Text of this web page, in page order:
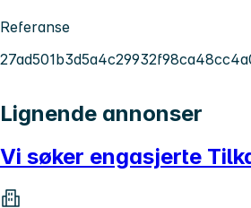
Referanse
Lignende annonser
Vi søker engasjerte